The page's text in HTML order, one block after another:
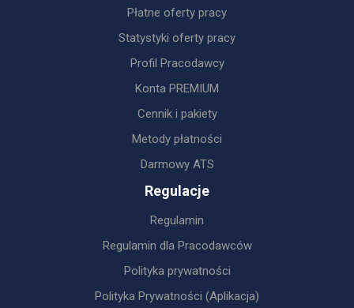
Płatne oferty pracy
Statystyki oferty pracy
Profil Pracodawcy
Konta PREMIUM
Cennik i pakiety
Metody płatności
Darmowy ATS
Regulacje
Regulamin
Regulamin dla Pracodawców
Polityka prywatności
Polityka Prywatności (Aplikacja)